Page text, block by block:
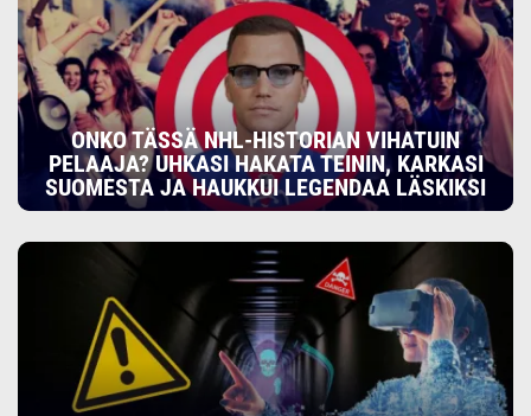
ONKO TÄSSÄ NHL-HISTORIAN VIHATUIN
PELAAJA? UHKASI HAKATA TEININ, KARKASI
SUOMESTA JA HAUKKUI LEGENDAA LÄSKIKSI